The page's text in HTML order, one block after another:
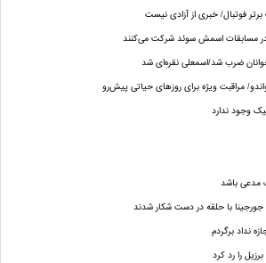
فوتبال/ خبری از آزادی نیست
در مسابقات اسمش سوئد شرکت می‌کنند
ضرب شد/اسمعلی نقره‌ای شد
مراقبت ویژه برای روزهای حیاتی پیش‌رو
وجود ندارد
مدعی باشد
جورجینا با حلقه در دست شکار شدند
نداد برگردم
را رد کرد